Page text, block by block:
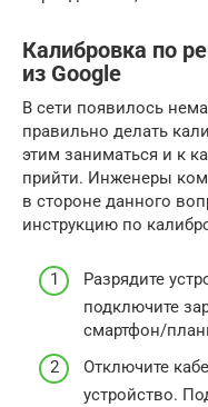
Калибровка по
из Google
В сети появилось
правильно делать
этим заниматься и к
прийти. Инженеры
в стороне данного
инструкцию по
Разрядите
подключите
смартфон/
Отключите
устройство.